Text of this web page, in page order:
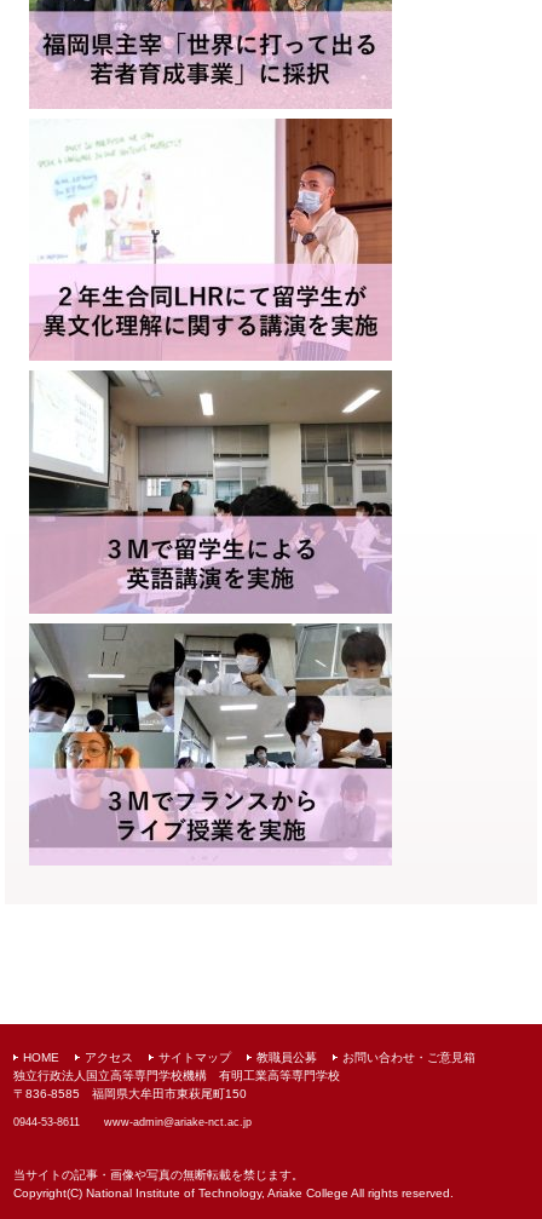
HOME アクセス サイトマップ 教職員公募
お問い合わせ・ご意見箱
独立行政法人国立高等専門学校機構 有明工業高等専門学校
〒836-8585 福岡県大牟田市東萩尾町150
0944-53-8611 www-admin@ariake-nct.ac.jp
当サイトの記事・画像や写真の無断転載を禁じます。
Copyright(C) National Institute of Technology, Ariake College All rights reserved.